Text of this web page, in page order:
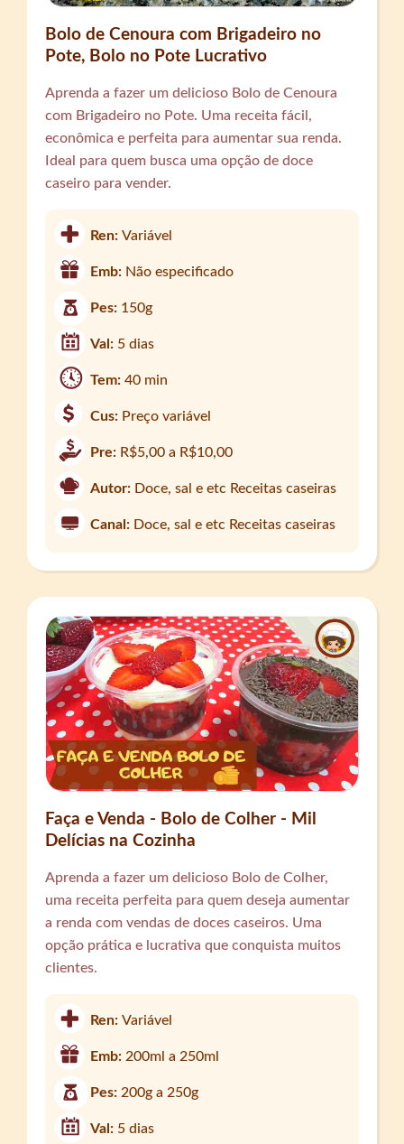
Bolo de Cenoura com Brigadeiro no
Pote, Bolo no Pote Lucrativo
Aprenda a fazer um delicioso Bolo de Cenoura
com Brigadeiro no Pote. Uma receita fácil,
econômica e perfeita para aumentar sua renda.
Ideal para quem busca uma opção de doce
caseiro para vender.
Ren:Variável
Emb: Não especificado
Pes: 150g
Val: 5 dias
Tem:40 min
Cus: Preço variável
Pre: R$5,00 a R$10,00
Autor: Doce, sal e etc Receitas caseiras
Canal: Doce, sal e etc Receitas caseiras
Faça e Venda - Bolo de Colher - Mil
Delícias na Cozinha
Aprenda a fazer um delicioso Bolo de Colher,
uma receita perfeita para quem deseja aumentar
a renda com vendas de doces caseiros. Uma
opção prática e lucrativa que conquista muitos
clientes.
Ren:Variável
Emb: 200ml a 250ml
Pes: 200g a 250g
Val: 5 dias